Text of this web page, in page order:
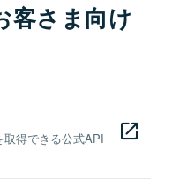
客さま向け
得できる公式API